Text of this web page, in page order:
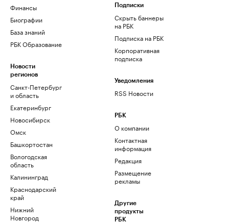
Финансы
Биографии
База знаний
РБК Образование
Новости
регионов
Санкт-Петербург
и область
Екатеринбург
Новосибирск
Омск
Башкортостан
Вологодская
область
Калининград
Краснодарский
край
Нижний
Новгород
Подписки
Скрыть баннеры
на РБК
Подписка на РБК
Корпоративная
подписка
Уведомления
RSS Новости
РБК
О компании
Контактная
информация
Редакция
Размещение
рекламы
Другие
продукты
РБК